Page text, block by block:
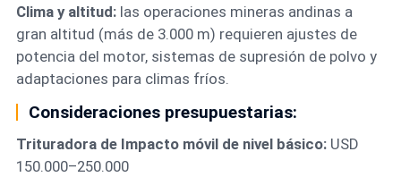
Clima y altitud: las operaciones mineras andinas a
gran altitud (más de 3.000 m) requieren ajustes de
potencia del motor, sistemas de supresión de polvo y
adaptaciones para climas fríos.
Consideraciones presupuestarias:
Trituradora de Impacto móvil de nivel básico: USD
150.000–250.000